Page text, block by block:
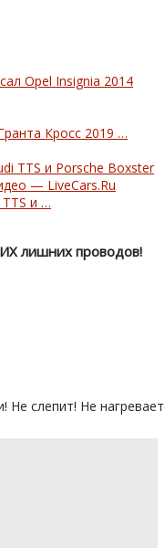
Opel Insignia 2014
Кросс 2019 …
и …
лишних проводов!
слепит! Не